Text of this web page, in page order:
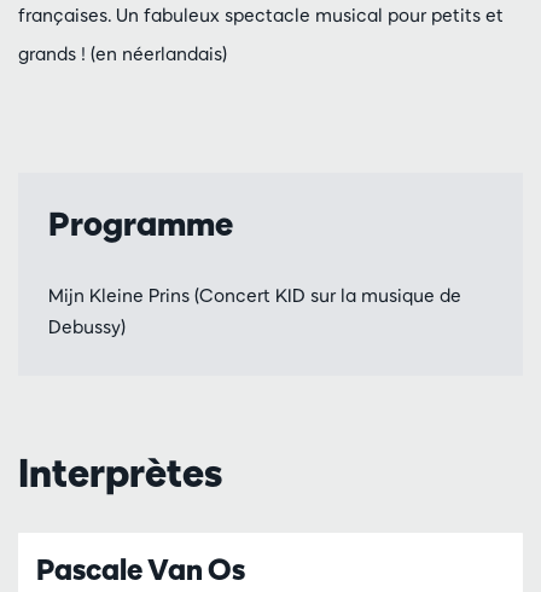
françaises. Un fabuleux spectacle musical pour petits et
grands ! (en néerlandais)
Programme
Mijn Kleine Prins (Concert KID sur la musique de
Debussy)
Interprètes
Pascale Van Os